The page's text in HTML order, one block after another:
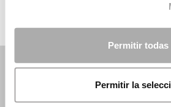
Permitir todas
Permitir la